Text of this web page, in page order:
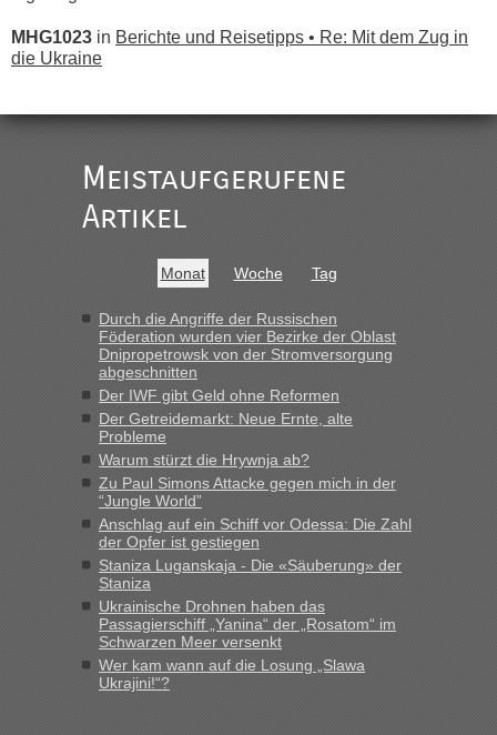
MHG1023 in Berichte und Reisetipps • Re: Mit dem Zug in
die Ukraine
Ist korrekt, aber ich finde man hätte trotzdem im Text gleich
darauf hinweisen können.
War aber nicht "böse" gemeint ...
buchbar - warum auch immer ...
Hab´s versucht - bekomme aber immer angezeigt "auf dieser
Strecke fahren wir nicht"
MHG1023 inBerichte und Reisetipps • Re: Mit dem Zug in
die Ukraine
„Man sollte aber explizit dazu schreiben, daß es ein Zug von
LeoExpress ist - und nur auf deren Webseite kann man die
Fahrkarten kaufen. Zumindest ist es die erste Umsteigefreie
Verbindung von Deutschland...“
Recht, Visa und Dokumente • Re: Deklaration
gebrauchter Kleidung beim Zoll
„Vielen Dank, mit einem Briefchen meiner Frau im Gepäck
gab es keine Probleme“
Meistaufgerufene
Artikel
Monat Woche Tag
Durch die Angriffe der Russischen
Föderation wurden vier Bezirke der Oblast
Dnipropetrowsk von der Stromversorgung
abgeschnitten
Der IWF gibt Geld ohne Reformen
Der Getreidemarkt: Neue Ernte, alte
Probleme
Warum stürzt die Hrywnja ab?
Zu Paul Simons Attacke gegen mich in der
“Jungle World”
Anschlag auf ein Schiff vor Odessa: Die Zahl
der Opfer ist gestiegen
Staniza Luganskaja - Die «Säuberung» der
Staniza
Ukrainische Drohnen haben das
Passagierschiff „Yanina“ der „Rosatom“ im
Schwarzen Meer versenkt
Wer kam wann auf die Losung „Slawa
Ukrajini!“?